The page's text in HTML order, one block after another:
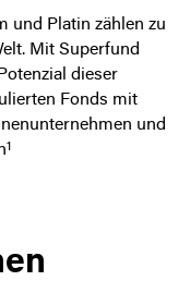
und Platin zählen zu
Mit Superfund
dieser
Fonds mit
und
1